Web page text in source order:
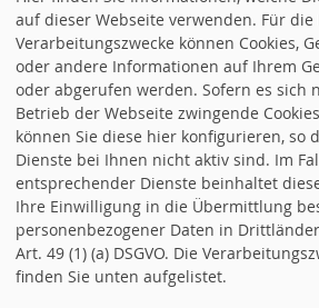
SPD Ostholstein
SPD Schleswig-Holstein
SPD Bundespartei
Jusos OH
MITGLIED WERDEN
auf dieser Webseite verwenden. Für
Verarbeitungszwecke können Cookies,
oder andere Informationen auf Ihrem
oder abgerufen werden. Sofern es sich
Betrieb der Webseite zwingende
können Sie diese hier konfigurieren, so
Dienste bei Ihnen nicht aktiv sind. Im
entsprechender Dienste beinhaltet
Ihre Einwilligung in die Übermittlung
personenbezogener Daten in
Art. 49 (1) (a) DSGVO. Die
finden Sie unten aufgelistet.